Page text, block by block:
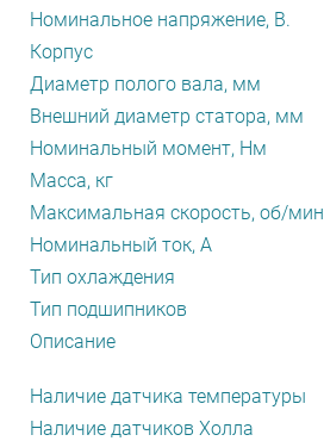
Номинальное напряжение, В.
Корпус
Диаметр полого вала, мм
Внешний диаметр статора, мм
Номинальный момент, Нм
Масса, кг
Максимальная скорость, об/мин
Номинальный ток, А
Тип охлаждения
Тип подшипников
Описание
Наличие датчика температуры
Наличие датчиков Холла